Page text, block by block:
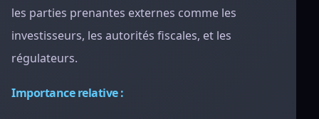
les parties prenantes externes comme les
investisseurs, les autorités fiscales, et les
régulateurs.
Importance relative :